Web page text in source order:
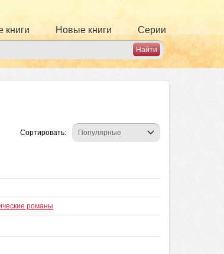
книги Новые книги Серии
Сортировать:
романы